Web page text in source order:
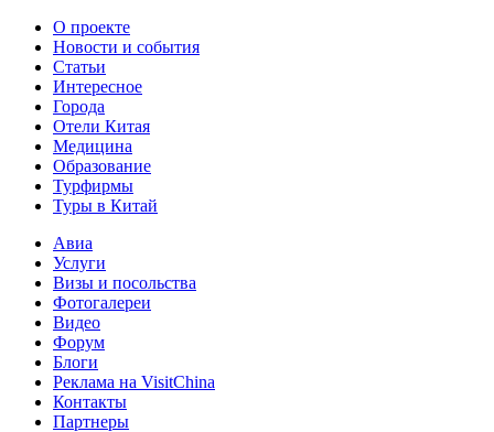
О проекте
Новости и события
Статьи
Интересное
Города
Отели Китая
Медицина
Образование
Турфирмы
Туры в Китай
Авиа
Услуги
Визы и посольства
Фотогалереи
Видео
Форум
Блоги
Реклама на VisitChina
Контакты
Партнеры